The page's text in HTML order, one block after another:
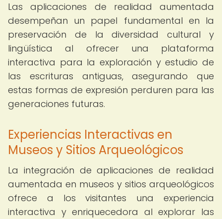
Las aplicaciones de realidad aumentada
desempeñan un papel fundamental en la
preservación de la diversidad cultural y
lingüística al ofrecer una plataforma
interactiva para la exploración y estudio de
las escrituras antiguas, asegurando que
estas formas de expresión perduren para las
generaciones futuras.
Experiencias Interactivas en
Museos y Sitios Arqueológicos
La integración de aplicaciones de realidad
aumentada en museos y sitios arqueológicos
ofrece a los visitantes una experiencia
interactiva y enriquecedora al explorar las